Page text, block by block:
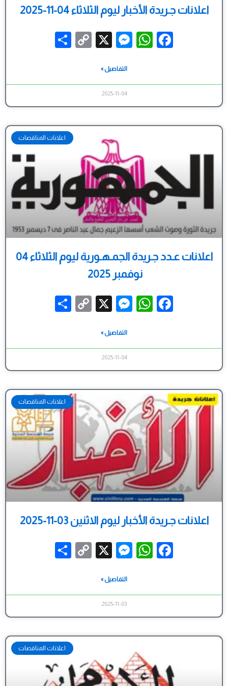
اعلانات جـريدة الأخبار ليوم الثلاثاء 04-11-2025
Facebook
WhatsApp
Messenger
X
Copy
التفاصيل »
2025-11-04
اعلانات المناقصات
اعلانات عـدد جـريدة الجمـهـورية ليوم الثلاثاء 04
نوفمبر 2025
Facebook
WhatsApp
Messenger
X
Copy
التفاصيل »
2025-11-04
اعلانات المناقصات
اعلانات جـريدة الأخبار ليوم الاثنين 03-11-2025
Facebook
WhatsApp
Messenger
X
Copy
التفاصيل »
2025-11-03
اعلانات المناقصات